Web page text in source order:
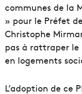
communes de la
» pour le Préfet
Christophe
pas à rattraper
en logements
L’adoption de ce